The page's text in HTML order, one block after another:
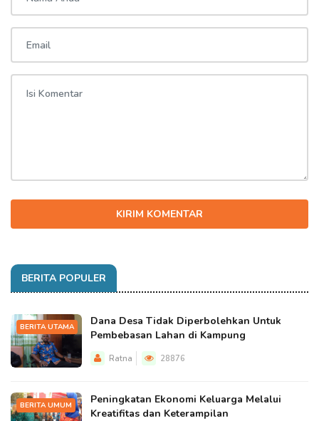
KIRIM KOMENTAR
BERITA POPULER
BERITA UTAMA
Dana Desa Tidak Diperbolehkan Untuk
Pembebasan Lahan di Kampung
Ratna 28876
BERITA UMUM
Peningkatan Ekonomi Keluarga Melalui
Kreatifitas dan Keterampilan